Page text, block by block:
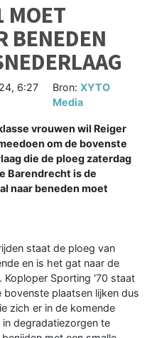
MOET
BENEDEN
6:27
Bron:XYTO
Media
vrouwen wil Reiger
om de bovenste
die de ploeg zaterdag
Barendrecht is de
naar beneden moet
staat de ploeg van
en is het gat naar de
Koploper Sporting '70 staat
plaatsen lijken dus
zich er in de komende
degradatiezorgen te